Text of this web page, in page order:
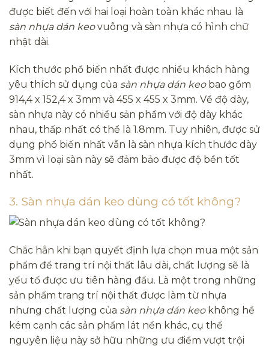
được biết đến với hai loại hoàn toàn khác nhau là
sàn nhựa dán keovuông và sàn nhựa có hình chữ
nhật dài.
Kích thước phổ biến nhất được nhiều khách hàng
yêu thích sử dụng của sàn nhựa dán keobao gồm
914,4 x 152,4 x 3mm và 455 x 455 x 3mm. Về độ dày,
sàn nhựa này có nhiều sản phẩm với độ dày khác
nhau, thấp nhất có thể là 1.8mm. Tuy nhiên, được sử
dụng phổ biến nhất vẫn là sàn nhựa kích thước dày
3mm vì loại sàn này sẽ đảm bảo được độ bền tốt
nhất.
3. Sàn nhựa dán keo dùng có tốt không?
Chắc hẳn khi bạn quyết định lựa chọn mua một sản
phẩm để trang trí nội thất lâu dài, chất lượng sẽ là
yếu tố được ưu tiên hàng đầu. Là một trong những
sản phẩm trang trí nội thất được làm từ nhựa
nhưng chất lượng của sàn nhựa dán keokhông hề
kém cạnh các sản phẩm lát nền khác, cụ thể
nguyên liệu này sở hữu những ưu điểm vượt trội